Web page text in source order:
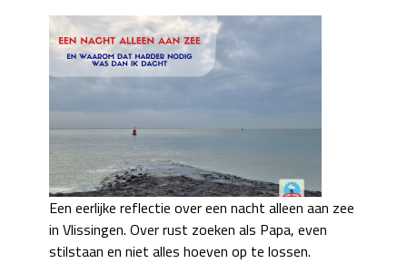
Een eerlijke reflectie over een nacht alleen aan zee
in Vlissingen. Over rust zoeken als Papa, even
stilstaan en niet alles hoeven op te lossen.